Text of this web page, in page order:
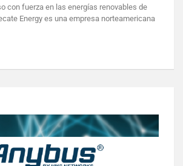
con fuerza en las energías renovables de
Energy es una empresa norteamericana